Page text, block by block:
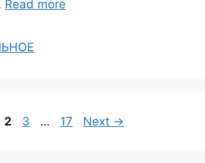
Read more
Page
2 Page
3 … Page
17 Next →